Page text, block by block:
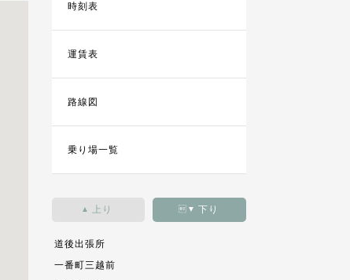
時刻表
運賃表
路線図
乗り場一覧
▲ 上り ▼ 下り
道後出張所
一番町三越前